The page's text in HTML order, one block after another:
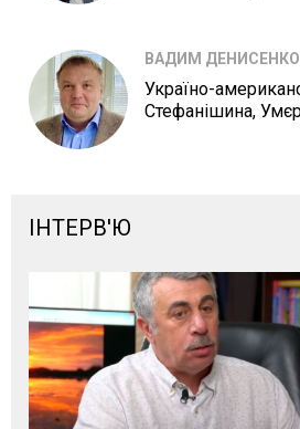
ВАДИМ ДЕНИСЕНКО
Україно-
Стефанішина,
ІНТЕРВ'Ю